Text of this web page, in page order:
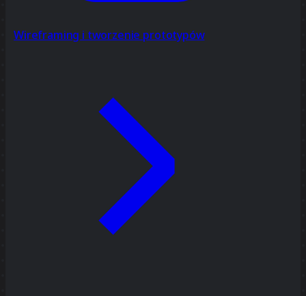
Wireframing i tworzenie prototypów